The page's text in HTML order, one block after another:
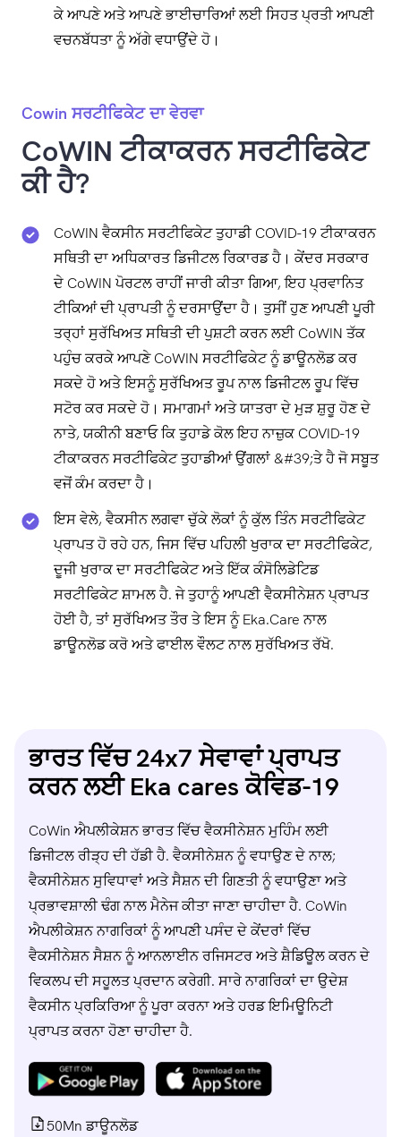
ਕੇ ਆਪਣੇ ਅਤੇ ਆਪਣੇ ਭਾਈਚਾਰਿਆਂ ਲਈ ਸਿਹਤ ਪ੍ਰਤੀ ਆਪਣੀ
ਵਚਨਬੱਧਤਾ ਨੂੰ ਅੱਗੇ ਵਧਾਉਂਦੇ ਹੋ।
Cowin ਸਰਟੀਫਿਕੇਟ ਦਾ ਵੇਰਵਾ
CoWIN ਟੀਕਾਕਰਨ ਸਰਟੀਫਿਕੇਟ
ਕੀ ਹੈ?
CoWIN ਵੈਕਸੀਨ ਸਰਟੀਫਿਕੇਟ ਤੁਹਾਡੀ COVID-19 ਟੀਕਾਕਰਨ
ਸਥਿਤੀ ਦਾ ਅਧਿਕਾਰਤ ਡਿਜੀਟਲ ਰਿਕਾਰਡ ਹੈ। ਕੇਂਦਰ ਸਰਕਾਰ
ਦੇ CoWIN ਪੋਰਟਲ ਰਾਹੀਂ ਜਾਰੀ ਕੀਤਾ ਗਿਆ, ਇਹ ਪ੍ਰਵਾਨਿਤ
ਟੀਕਿਆਂ ਦੀ ਪ੍ਰਾਪਤੀ ਨੂੰ ਦਰਸਾਉਂਦਾ ਹੈ। ਤੁਸੀਂ ਹੁਣ ਆਪਣੀ ਪੂਰੀ
ਤਰ੍ਹਾਂ ਸੁਰੱਖਿਅਤ ਸਥਿਤੀ ਦੀ ਪੁਸ਼ਟੀ ਕਰਨ ਲਈ CoWIN ਤੱਕ
ਪਹੁੰਚ ਕਰਕੇ ਆਪਣੇ CoWIN ਸਰਟੀਫਿਕੇਟ ਨੂੰ ਡਾਊਨਲੋਡ ਕਰ
ਸਕਦੇ ਹੋ ਅਤੇ ਇਸਨੂੰ ਸੁਰੱਖਿਅਤ ਰੂਪ ਨਾਲ ਡਿਜੀਟਲ ਰੂਪ ਵਿੱਚ
ਸਟੋਰ ਕਰ ਸਕਦੇ ਹੋ। ਸਮਾਗਮਾਂ ਅਤੇ ਯਾਤਰਾ ਦੇ ਮੁੜ ਸ਼ੁਰੂ ਹੋਣ ਦੇ
ਨਾਤੇ, ਯਕੀਨੀ ਬਣਾਓ ਕਿ ਤੁਹਾਡੇ ਕੋਲ ਇਹ ਨਾਜ਼ੁਕ COVID-19
ਟੀਕਾਕਰਨ ਸਰਟੀਫਿਕੇਟ ਤੁਹਾਡੀਆਂ ਉਂਗਲਾਂ &#39;ਤੇ ਹੈ ਜੋ ਸਬੂਤ
ਵਜੋਂ ਕੰਮ ਕਰਦਾ ਹੈ।
ਇਸ ਵੇਲੇ, ਵੈਕਸੀਨ ਲਗਵਾ ਚੁੱਕੇ ਲੋਕਾਂ ਨੂੰ ਕੁੱਲ ਤਿੰਨ ਸਰਟੀਫਿਕੇਟ
ਪ੍ਰਾਪਤ ਹੋ ਰਹੇ ਹਨ, ਜਿਸ ਵਿੱਚ ਪਹਿਲੀ ਖੁਰਾਕ ਦਾ ਸਰਟੀਫਿਕੇਟ,
ਦੂਜੀ ਖੁਰਾਕ ਦਾ ਸਰਟੀਫਿਕੇਟ ਅਤੇ ਇੱਕ ਕੰਸੋਲਿਡੇਟਿਡ
ਸਰਟੀਫਿਕੇਟ ਸ਼ਾਮਲ ਹੈ. ਜੇ ਤੁਹਾਨੂੰ ਆਪਣੀ ਵੈਕਸੀਨੇਸ਼ਨ ਪ੍ਰਾਪਤ
ਹੋਈ ਹੈ, ਤਾਂ ਸੁਰੱਖਿਅਤ ਤੌਰ ਤੇ ਇਸ ਨੂੰ Eka.Care ਨਾਲ
ਡਾਊਨਲੋਡ ਕਰੋ ਅਤੇ ਫਾਈਲ ਵੌਲਟ ਨਾਲ ਸੁਰੱਖਿਅਤ ਰੱਖੋ.
ਭਾਰਤ ਵਿੱਚ 24x7 ਸੇਵਾਵਾਂ ਪ੍ਰਾਪਤ
ਕਰਨ ਲਈ Eka cares ਕੋਵਿਡ-19
CoWin ਐਪਲੀਕੇਸ਼ਨ ਭਾਰਤ ਵਿੱਚ ਵੈਕਸੀਨੇਸ਼ਨ ਮੁਹਿੰਮ ਲਈ
ਡਿਜੀਟਲ ਰੀੜ੍ਹ ਦੀ ਹੱਡੀ ਹੈ. ਵੈਕਸੀਨੇਸ਼ਨ ਨੂੰ ਵਧਾਉਣ ਦੇ ਨਾਲ;
ਵੈਕਸੀਨੇਸ਼ਨ ਸੁਵਿਧਾਵਾਂ ਅਤੇ ਸੈਸ਼ਨ ਦੀ ਗਿਣਤੀ ਨੂੰ ਵਧਾਉਣਾ ਅਤੇ
ਪ੍ਰਭਾਵਸ਼ਾਲੀ ਢੰਗ ਨਾਲ ਮੈਨੇਜ ਕੀਤਾ ਜਾਣਾ ਚਾਹੀਦਾ ਹੈ. CoWin
ਐਪਲੀਕੇਸ਼ਨ ਨਾਗਰਿਕਾਂ ਨੂੰ ਆਪਣੀ ਪਸੰਦ ਦੇ ਕੇਂਦਰਾਂ ਵਿੱਚ
ਵੈਕਸੀਨੇਸ਼ਨ ਸੈਸ਼ਨ ਨੂੰ ਆਨਲਾਈਨ ਰਜਿਸਟਰ ਅਤੇ ਸ਼ੈਡਿਊਲ ਕਰਨ ਦੇ
ਵਿਕਲਪ ਦੀ ਸਹੂਲਤ ਪ੍ਰਦਾਨ ਕਰੇਗੀ. ਸਾਰੇ ਨਾਗਰਿਕਾਂ ਦਾ ਉਦੇਸ਼
ਵੈਕਸੀਨ ਪ੍ਰਕਿਰਿਆ ਨੂੰ ਪੂਰਾ ਕਰਨਾ ਅਤੇ ਹਰਡ ਇਮਿਊਨਿਟੀ
ਪ੍ਰਾਪਤ ਕਰਨਾ ਹੋਣਾ ਚਾਹੀਦਾ ਹੈ.
50Mn ਡਾਊਨਲੋਡ